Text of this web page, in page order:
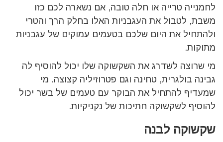
לחמנייה טרייה או חלה טובה, אם נשארה לכם כזו
משבת, לטבול את העגבניות האלו בחלק הרך והטרי
ולהתחיל את היום שלכם בטעמים עמוקים של עגבניות
מתוקות.
מי שרוצה לשדרג את השקשוקה שלו יכול להוסיף לה
גבינה בולגרית, טחינה וגם פטרוזיליה קצוצה. מי
שמעדיף להתחיל את הבוקר עם טעמים של בשר יכול
להוסיף לשקשוקה חתיכות של נקניקיות.
שקשוקה לבנה